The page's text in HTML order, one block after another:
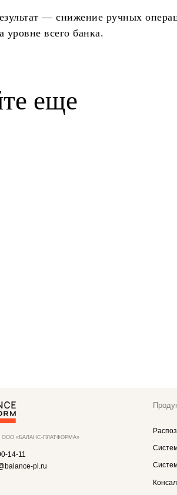
— снижение ручных
уровне всего банка.
еще
ООО «БАЛАНС-ПЛАТФОРМА»
14-11
pl.ru